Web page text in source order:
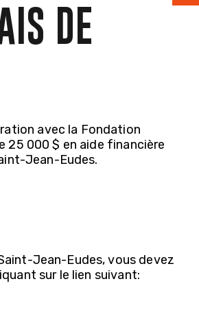
DE
avec la Fondation
25 000 $ en aide financière
Jean-Eudes.
Jean-Eudes, vous devez
sur le lien suivant: